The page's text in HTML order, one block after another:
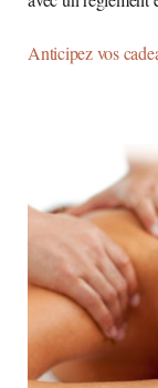
Anticipez vos